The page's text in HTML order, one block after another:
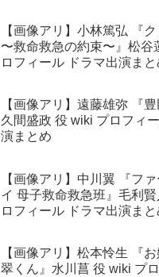
【画像アリ】小林篤弘 『
〜救命救急の約束〜』松谷
ロフィール ドラマ出演まと
【画像アリ】遠藤雄弥 『
久間盛政 役 wiki プロフィ
演まとめ
【画像アリ】中川翼 『フ
イ 母子救命救急班』毛利
ロフィール ドラマ出演まと
【画像アリ】松本怜生 『
翠くん』水川菖 役 wiki プ